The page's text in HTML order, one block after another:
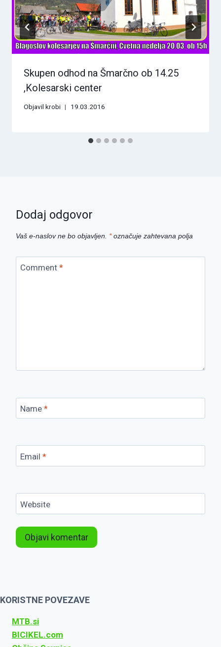
Skupen odhod na Šmarčno ob 14.25
,Kolesarski center
Objavil krobi 19.03.2016
Dodaj odgovor
Vaš e-naslov ne bo objavljen. *označuje zahtevana polja
Comment *
Name *
Email *
Website
KORISTNE POVEZAVE
MTB.si
BICIKEL.com